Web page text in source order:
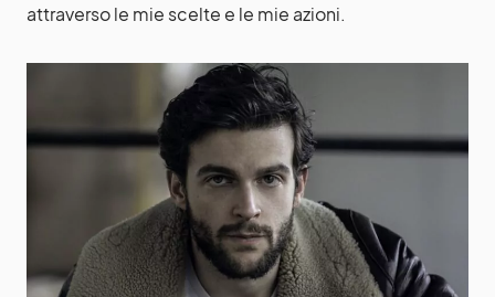
attraverso le mie scelte e le mie azioni.